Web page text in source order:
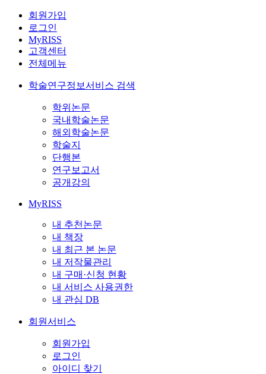
회원가입
로그인
MyRISS
고객센터
전체메뉴
학술연구정보서비스 검색
학위논문
국내학술논문
해외학술논문
학술지
단행본
연구보고서
공개강의
MyRISS
내 추천논문
내 책장
내 최근 본 논문
내 저작물관리
내 구매·신청 현황
내 서비스 사용권한
내 관심 DB
회원서비스
회원가입
로그인
아이디 찾기